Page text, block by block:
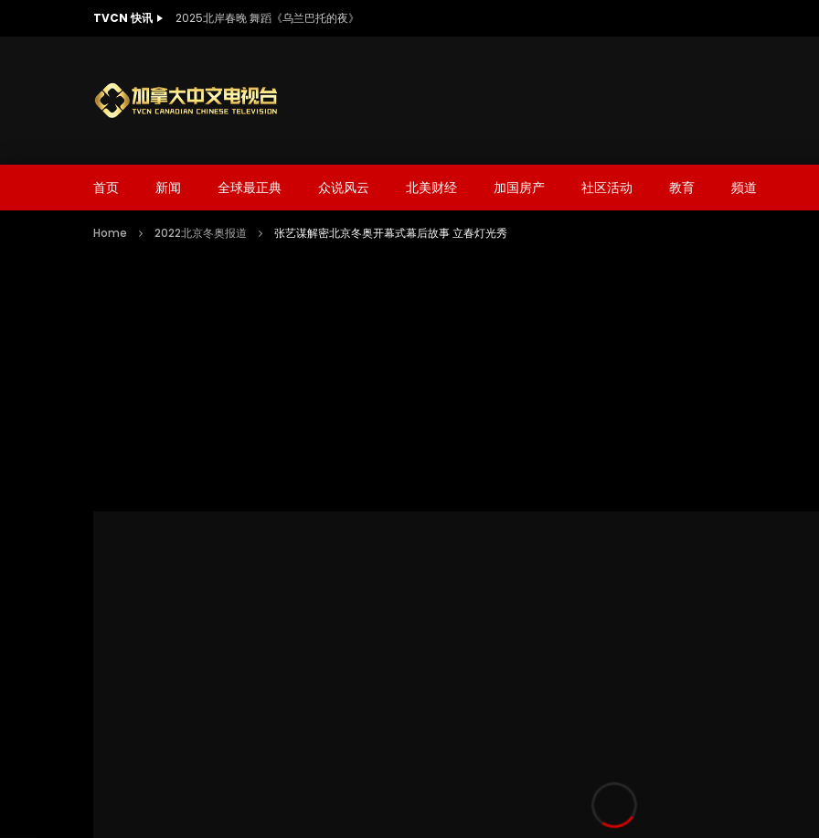
TVCN 快讯 2025北岸春晚 舞蹈《乌兰巴托的夜》
首页 新闻 全球最正典 众说风云 北美财经 加国房产 社区活动 教育 频道
Home 2022北京冬奥报道 张艺谋解密北京冬奥开幕式幕后故事 立春灯光秀